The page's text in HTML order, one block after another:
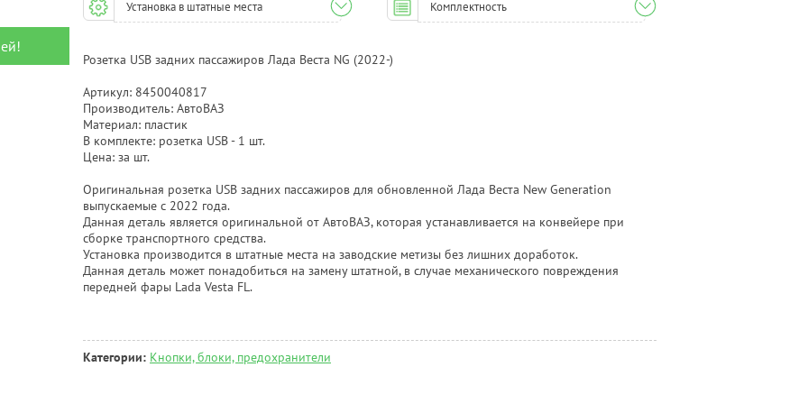
Установка в штатные места Комплектность
Розетка USB задних пассажиров Лада Веста NG (2022-)
Артикул: 8450040817
Производитель: АвтоВАЗ
Материал: пластик
В комплекте: розетка USB - 1 шт.
Цена: за шт.
Оригинальная розетка USB задних пассажиров для обновленной Лада Веста New Generation
выпускаемые с 2022 года.
Данная деталь является оригинальной от АвтоВАЗ, которая устанавливается на конвейере при
сборке транспортного средства.
Установка производится в штатные места на заводские метизы без лишних доработок.
Данная деталь может понадобиться на замену штатной, в случае механического повреждения
передней фары Lada Vesta FL.
Категории: Кнопки, блоки, предохранители